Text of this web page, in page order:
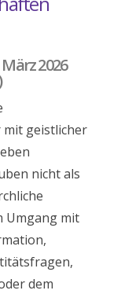
2026
mit geistlicher
nicht als
Umgang mit
dem